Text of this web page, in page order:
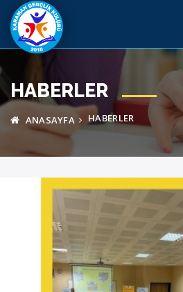
HABERLER
ANASAYFA HABERLER